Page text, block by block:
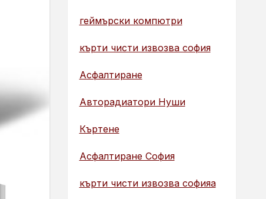
геймърски компютри
кърти чисти извозва софия
Асфалтиране
Авторадиатори Нуши
Къртене
Асфалтиране София
кърти чисти извозва софияа